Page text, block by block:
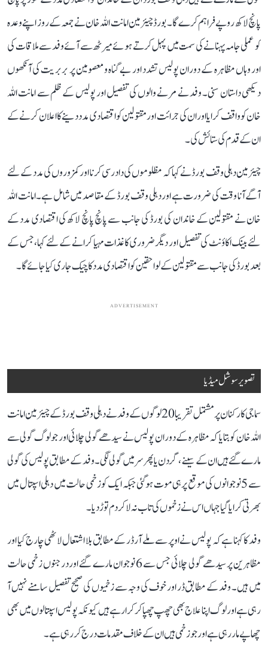
پانچ لاکھ روپے فراہم کرے گا۔ بورڈ چیئرمین امانت اللہ خان نے جمعہ کے روز اپنے وعدہ
کو عملی جامہ پہنانے کی سمت میں پہل کرتے ہوئے میرٹھ سے آئے وفد سے ملاقات کی
اور وہاں مظاہرہ کے دوران پولیس تشدد اور بے گناہ و معصومین پر بربریت کی آنکھوں
دیکھی داستان سنی۔ وفد نے مرنے والوں کی تفصیل اور پولیس کے ظلم سے امانت اللہ
خان کو واقف کرایااور ان کی جرائت اور مقتولین کو اقتصادی مدد دینے کا اعلان کرنے کے
ان کے قدم کی ستائش کی۔
چیئرمین دہلی وقف بورڈ نے کہا کہ مظلوموں کی دادرسی کرنا اور کمزوروں کی مدد کے لئے
آگے آنا وقت کی ضرورت ہے اور دہلی وقف بورڈ کے مقاصد میں شامل ہے۔ امانت اللہ
خان نے مقتولین کے خاندان کی بورڈ کی جانب سے پانچ پانچ لاکھ کی اقتصادی مدد کے
لئے بینک اکاؤنٹ کی تفصیل اور دیگر ضروری کاغذات مہیا کرانے کے لئے کہا، جس کے
بعد بورڈ کی جانب سے مقتولین کے لواحقین کو اقتصادی مدد کا چیک جاری کیا جائے گا۔
ADVERTISEMENT
تصویر سوشل میڈیا
سماجی کارکنان پر مشتمل تقریبا 20 لوگوں کے وفد نے دہلی وقف بورڈ کے چیئرمین امانت
اللہ خان کو بتایا کہ مظاہرہ کے دوران پولیس نے سیدھے گولی چلائی اور جو لوگ گولی سے
مارے گئے ہیں ان کے سینے، گردن یا پھر سر میں گولی لگی۔ وفد کے مطابق پولیس کی گولی
سے 5 نوجوانوں کی موقع پرہی موت ہوگئی جبکہ ایک کو زخمی حالت میں دہلی اسپتال میں
بھرتی کرایا گیا جہاں اس نے زخموں کی تاب نہ لاکر دم توڑ دیا۔
وفد کا کہنا ہے کہ پولیس نے اوپر سے ملے آرڈر کے مطابق بلا اشتعال لاٹھی چارج کیا اور
مظاہرین پر سیدھے گولی چلائی جس سے 6 نوجوان مارے گئے اوردرجنوں زخمی حالت
میں ہیں۔ وفد کے مطابق ڈر اور خوف کی وجہ سے زخمیوں کی صحیح تفصیل سامنے نہیں آ
رہی ہے اور لوگ اپنا علاج بھی چھپ چھپا کر کرا رہے ہیں کیونکہ پولیس اسپتالوں میں بھی
چھاپے مار رہی ہے اور جو زخمی ہیں ان کے خلاف مقدمات درج کر رہی ہے۔